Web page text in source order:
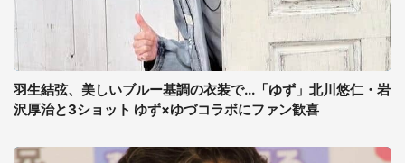
羽生結弦、美しいブルー基調の衣装で...「ゆず」北川悠仁・岩
沢厚治と3ショット ゆず×ゆづコラボにファン歓喜